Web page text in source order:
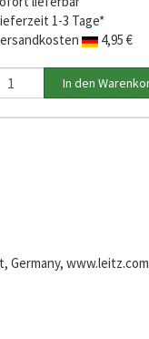
1-3 Tage*
4,95 €
Germany, www.leitz.com